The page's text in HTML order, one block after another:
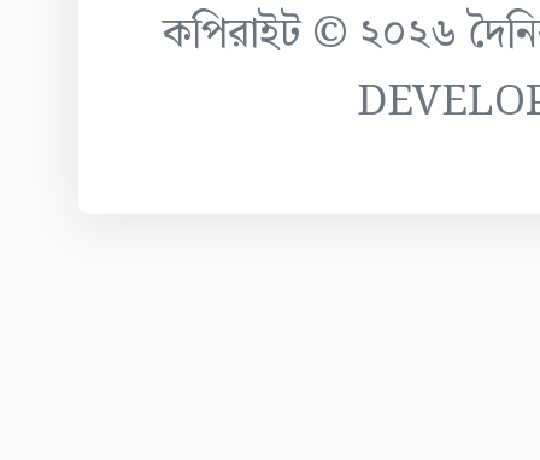
কপিরাইট © ২০২৬